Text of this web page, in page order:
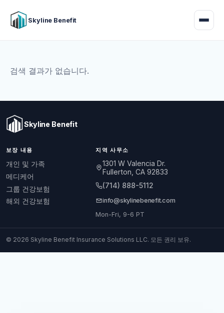
Skyline Benefit
검색 결과가 없습니다.
Skyline Benefit
보장 내용
개인 및 가족
메디케어
그룹 건강보험
해외 건강보험
지역 사무소
1301 W Valencia Dr.
Fullerton, CA 92833
(714) 888-5112
info@skylinebenefit.com
Mon-Fri, 9-6 PT
© 2026 Skyline Benefit Insurance Solutions LLC. 모든 권리 보유.